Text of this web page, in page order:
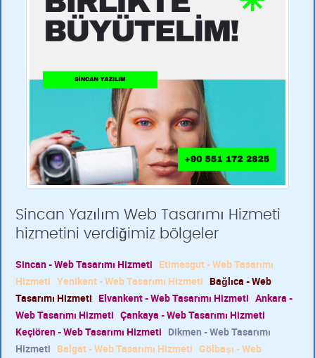
Sincan Yazılım Web Tasarımı Hizmeti
hizmetini verdiğimiz bölgeler
Sincan - Web Tasarımı Hizmeti Etimesgut - Web Tasarımı
Hizmeti Yenikent - Web Tasarımı Hizmeti Bağlıca - Web
Tasarımı Hizmeti Elvankent - Web Tasarımı Hizmeti Ankara -
Web Tasarımı Hizmeti Çankaya - Web Tasarımı Hizmeti
Keçiören - Web Tasarımı Hizmeti Dikmen - Web Tasarımı
Hizmeti Balgat - Web Tasarımı Hizmeti Gölbaşı - Web